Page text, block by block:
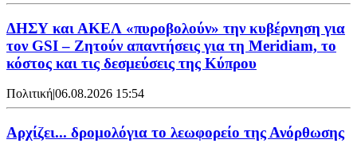
ΔΗΣΥ και ΑΚΕΛ «πυροβολούν» την κυβέρνηση για
τον GSI – Ζητούν απαντήσεις για τη Meridiam, το
κόστος και τις δεσμεύσεις της Κύπρου
Πολιτική|06.08.2026 15:54
Αρχίζει... δρομολόγια το λεωφορείο της Ανόρθωσης